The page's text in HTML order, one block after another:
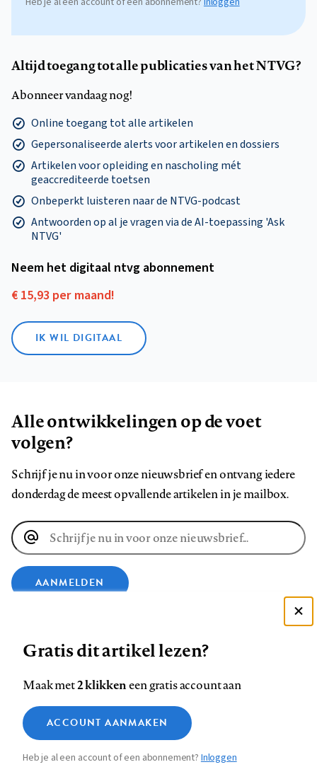
Altijd toegang tot alle publicaties van het NTVG?
Abonneer vandaag nog!
Online toegang tot alle artikelen
Gepersonaliseerde alerts voor artikelen en dossiers
Artikelen voor opleiding en nascholing mét
geaccrediteerde toetsen
Onbeperkt luisteren naar de NTVG-podcast
Antwoorden op al je vragen via de AI-toepassing 'Ask
NTVG'
Neem het digitaal ntvg abonnement
€ 15,93 per maand!
IK WIL DIGITAAL
Alle ontwikkelingen op de voet
volgen?
Schrijf je nu in voor onze nieuwsbrief en ontvang iedere
donderdag de meest opvallende artikelen in je mailbox.
E-
mailadres
AANMELDEN
op
Facebook
op
LinkedIn
op
Bluesky
ons
op
InstagramYouTube
Footer
Contact Colofon Disclaimer Privacy
Medische vragen verdienen
betrouwbare antwoorden
Zie onze cookie policy
Analytische cookies
Marketing cookies
Gratis dit artikel lezen?
Maak met2 klikkeneen gratis account aan
ACCOUNT AANMAKEN
Heb je al een account of een abonnement?Inloggen